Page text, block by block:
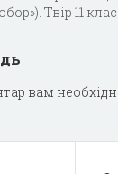
Твір 11 клас
вам